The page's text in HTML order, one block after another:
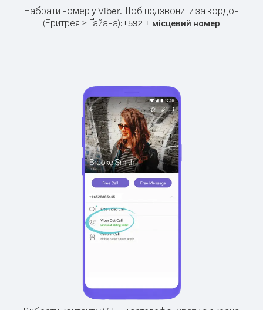
Набрати номер у Viber.Щоб подзвонити за кордон
(Еритрея > Ґайана):+592 + місцевий номер